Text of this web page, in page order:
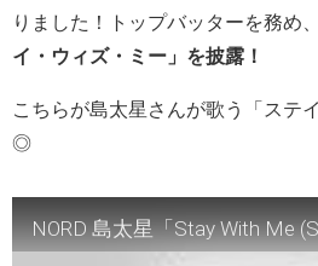
りました！トップバッターを務め、
イ・ウィズ・ミー」を披露！
こちらが島太星さんが歌う「ステ
◎